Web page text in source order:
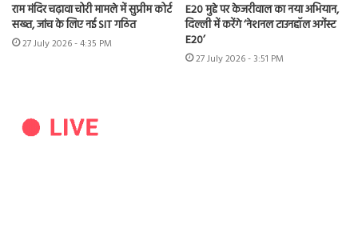
राम मंदिर चढ़ावा चोरी मामले में सुप्रीम कोर्ट
सख्त, जांच के लिए नई SIT गठित
27 July 2026 - 4:35 PM
E20 मुद्दे पर केजरीवाल का नया अभियान,
दिल्ली में करेंगे ‘नेशनल टाउनहॉल अगेंस्ट
E20’
27 July 2026 - 3:51 PM